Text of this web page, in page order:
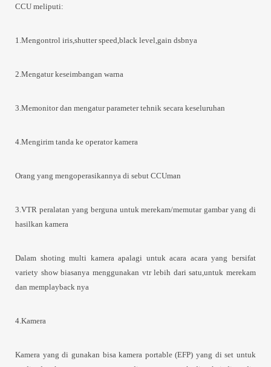
CCU meliputi:
1.Mengontrol iris,shutter speed,black level,gain dsbnya
2.Mengatur keseimbangan warna
3.Memonitor dan mengatur parameter tehnik secara keseluruhan
4.Mengirim tanda ke operator kamera
Orang yang mengoperasikannya di sebut CCUman
3.VTR peralatan yang berguna untuk merekam/memutar gambar yang di
hasilkan kamera
Dalam shoting multi kamera apalagi untuk acara acara yang bersifat
variety show biasanya menggunakan vtr lebih dari satu,untuk merekam
dan memplayback nya
4.Kamera
Kamera yang di gunakan bisa kamera portable (EFP) yang di set untuk